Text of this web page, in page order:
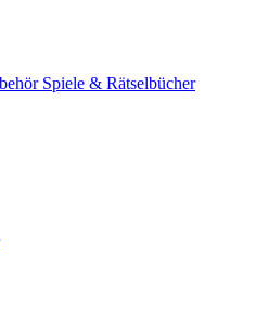
Spiele & Rätselbücher